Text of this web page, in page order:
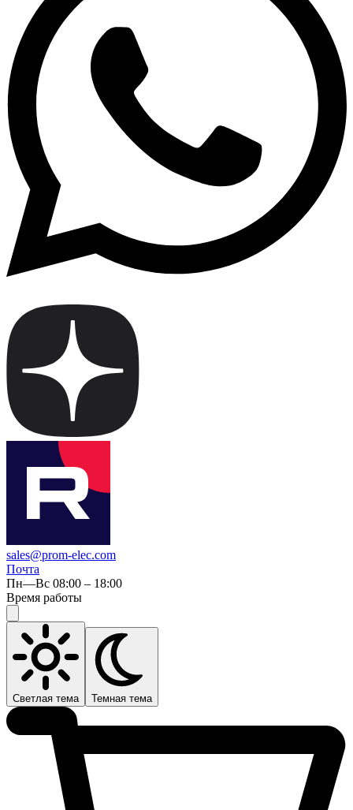
sales@prom-elec.com
Почта
Пн—Вс 08:00 – 18:00
Время работы
Светлая тема Темная тема